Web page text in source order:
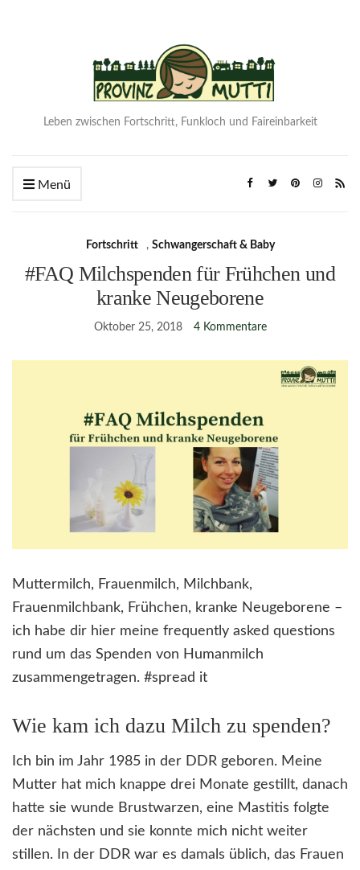
Leben zwischen Fortschritt, Funkloch und Faireinbarkeit
Menü
Fortschritt , Schwangerschaft & Baby
#FAQ Milchspenden für Frühchen und
kranke Neugeborene
Oktober 25, 2018 4 Kommentare
Muttermilch, Frauenmilch, Milchbank,
Frauenmilchbank, Frühchen, kranke Neugeborene –
ich habe dir hier meine frequently asked questions
rund um das Spenden von Humanmilch
zusammengetragen. #spread it
Wie kam ich dazu Milch zu spenden?
Ich bin im Jahr 1985 in der DDR geboren. Meine
Mutter hat mich knappe drei Monate gestillt, danach
hatte sie wunde Brustwarzen, eine Mastitis folgte
der nächsten und sie konnte mich nicht weiter
stillen. In der DDR war es damals üblich, das Frauen